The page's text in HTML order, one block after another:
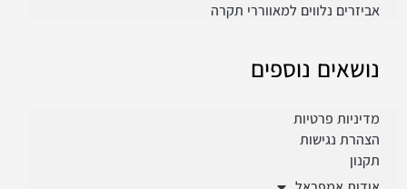
אביזרים נלווים למאווררי תקרה
נושאים נוספים
מדיניות פרטיות
הצהרת נגישות
תקנון